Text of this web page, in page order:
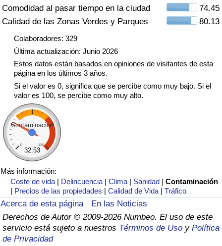
Comodidad al pasar tiempo en la ciudad
74.45
Calidad de las Zonas Verdes y Parques
80.13
Colaboradores: 329
Última actualización: Junio 2026
Estos datos están basados en opiniones de visitantes de esta
página en los últimos 3 años.
Si el valor es 0, significa que se percibe como muy bajo. Si el
valor es 100, se percibe como muy alto.
Contaminación
0 120
32.53
Más información:
Coste de vida | Delincuencia |Clima | Sanidad |Contaminación
| Precios de las propiedades |Calidad de Vida |Tráfico
Acerca de esta página
En las Noticias
Derechos de Autor © 2009-2026 Numbeo. El uso de este
servicio está sujeto a nuestros Términos de Uso y Política
de Privacidad
Índice de Contaminación por País
Tráfico
Índice de Tráfico
Índice de Tráfico (Actual)
Índice de Tráfico por País